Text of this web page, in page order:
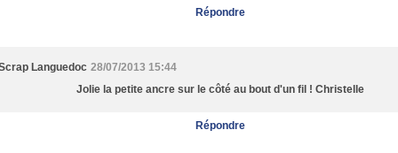
Répondre
Languedoc 28/07/2013 15:44
Jolie la petite ancre sur le côté au bout d'un fil ! Christelle
Répondre